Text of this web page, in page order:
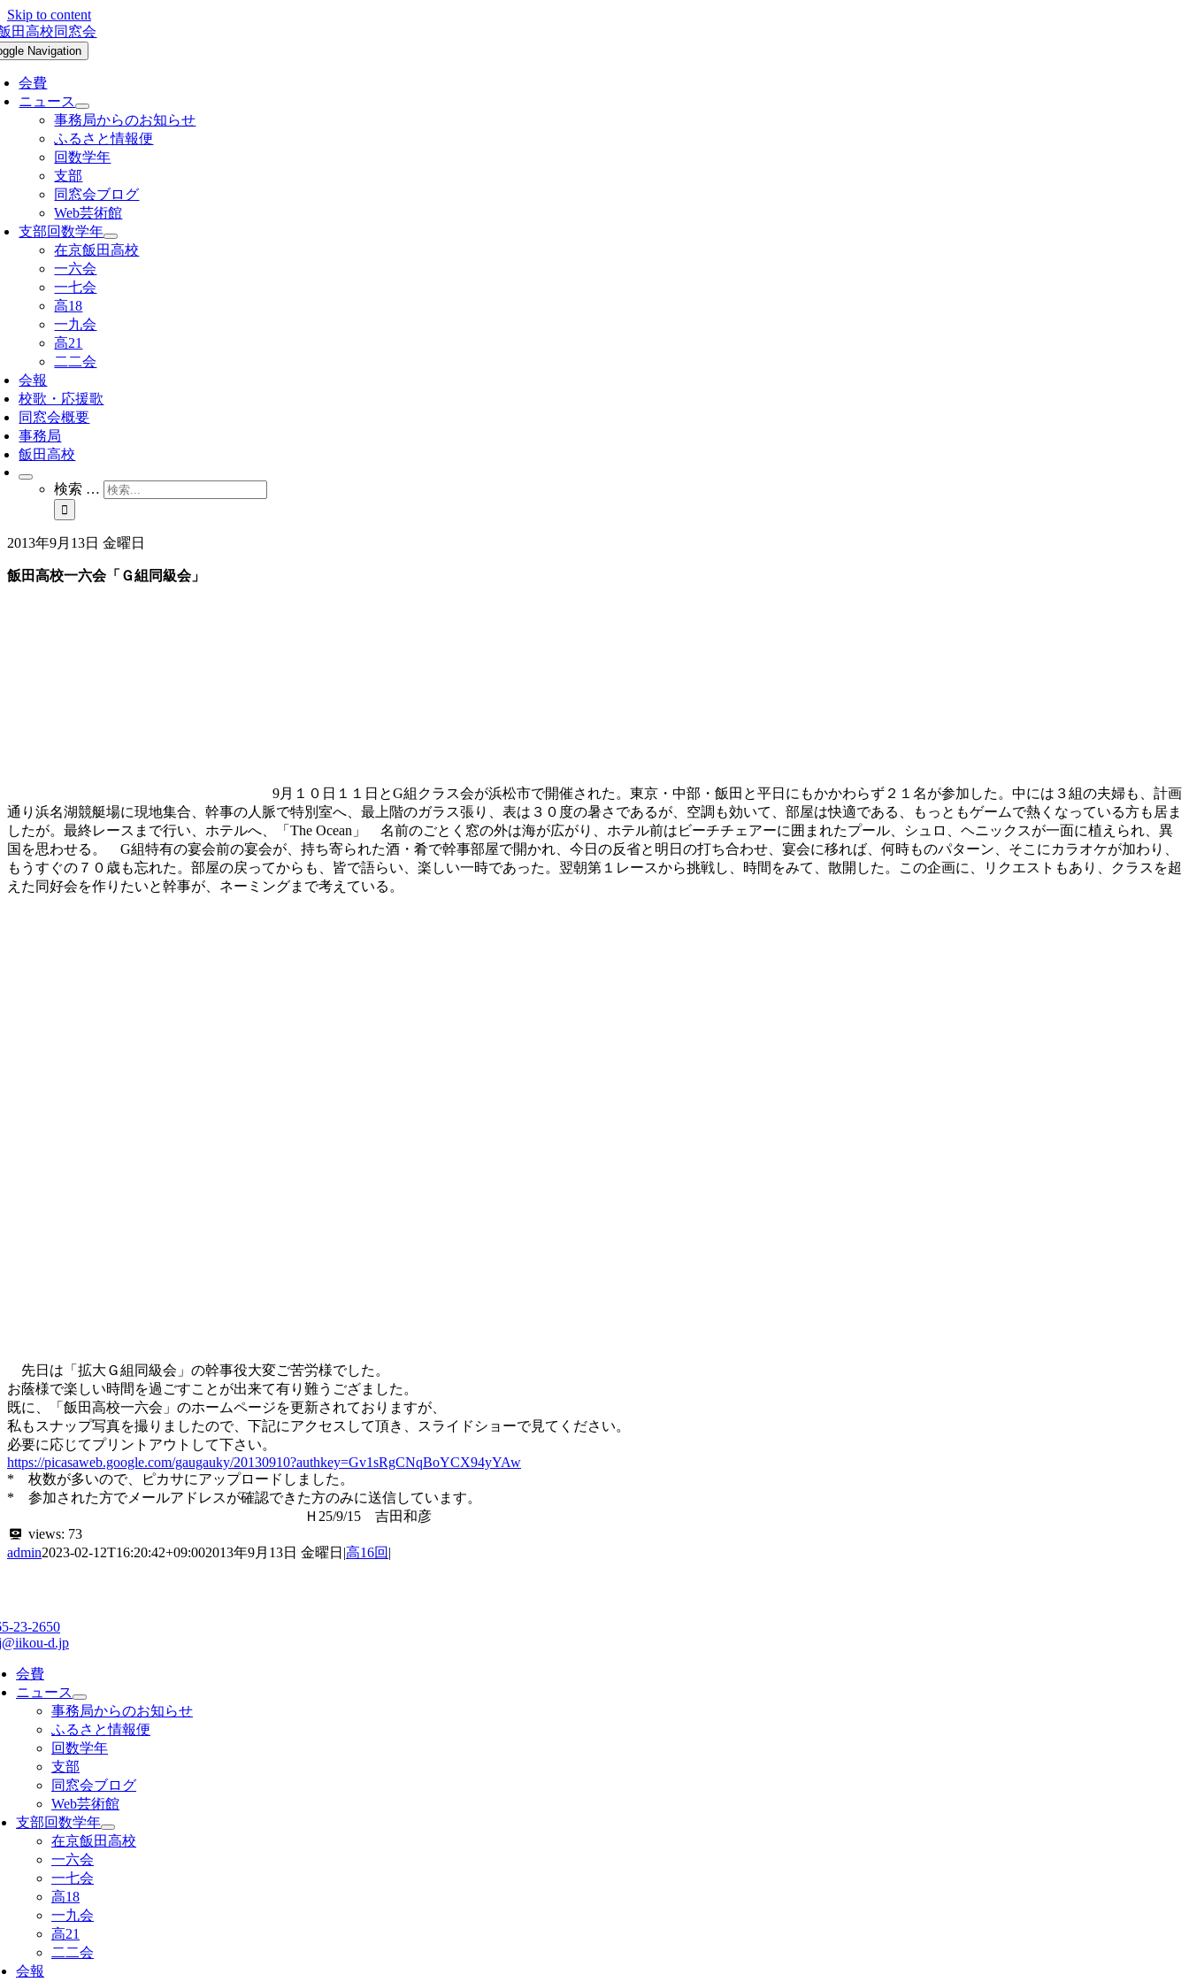
Skip to content
Navigation
会費
ニュース
事務局からのお知らせ
ふるさと情報便
回数学年
支部
同窓会ブログ
Web芸術館
支部回数学年
在京飯田高校
一六会
一七会
高18
一九会
高21
二二会
会報
校歌・応援歌
同窓会概要
事務局
飯田高校
検索 …
2013年9月13日 金曜日
飯田高校一六会「Ｇ組同級会」
9月１０日１１日とG組クラス会が浜松市で開催された。東京・中部・飯田と平日にもかかわらず２１名が参加した。中には３組の夫婦も、計画
通り浜名湖競艇場に現地集合、幹事の人脈で特別室へ、最上階のガラス張り、表は３０度の暑さであるが、空調も効いて、部屋は快適である、もっともゲームで熱くなっている方も居ま
したが。最終レースまで行い、ホテルへ、「The Ocean」 名前のごとく窓の外は海が広がり、ホテル前はビーチチェアーに囲まれたプール、シュロ、ヘニックスが一面に植えられ、異
国を思わせる。 G組特有の宴会前の宴会が、持ち寄られた酒・肴で幹事部屋で開かれ、今日の反省と明日の打ち合わせ、宴会に移れば、何時ものパターン、そこにカラオケが加わり、
もうすぐの７０歳も忘れた。部屋の戻ってからも、皆で語らい、楽しい一時であった。翌朝第１レースから挑戦し、時間をみて、散開した。この企画に、リクエストもあり、クラスを超
えた同好会を作りたいと幹事が、ネーミングまで考えている。
先日は「拡大Ｇ組同級会」の幹事役大変ご苦労様でした。
お蔭様で楽しい時間を過ごすことが出来て有り難うござました。
既に、「飯田高校一六会」のホームページを更新されておりますが、
私もスナップ写真を撮りましたので、下記にアクセスして頂き、スライドショーで見てください。
必要に応じてプリントアウトして下さい。
https://picasaweb.google.com/gaugauky/20130910?authkey=Gv1sRgCNqBoYCX94yYAw
* 枚数が多いので、ピカサにアップロードしました。
* 参加された方でメールアドレスが確認できた方のみに送信しています。
Ｈ25/9/15 吉田和彦
views: 73
admin2023-02-12T16:20:42+09:002013年9月13日 金曜日 |高16回 |
23-2650
d.jp
会費
ニュース
事務局からのお知らせ
ふるさと情報便
回数学年
支部
同窓会ブログ
Web芸術館
支部回数学年
在京飯田高校
一六会
一七会
高18
一九会
高21
二二会
会報